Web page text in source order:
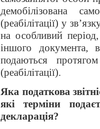
демобілізована
(реабілітації) у
на особливий
іншого документа,
подаються
(реабілітації).
Яка податкова
які терміни
декларація?